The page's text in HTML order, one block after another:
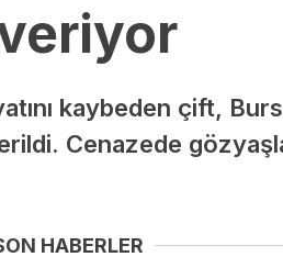
kaybeden çift,
Cenazede
HABERLER